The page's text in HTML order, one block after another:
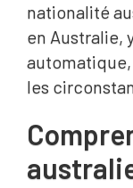
nationalité
en Australie,
les